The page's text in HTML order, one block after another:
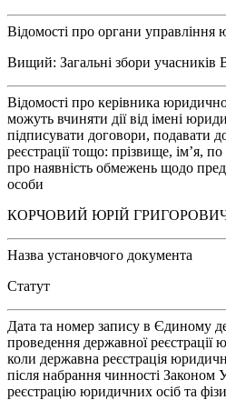
Відомості про органи управління
Вищий: Загальні збори учасників
Відомості про керівника
можуть вчиняти дії від імені
підписувати договори, подавати
реєстрації тощо: прізвище, ім’я, по
про наявність обмежень щодо
особи
КОРЧОВИЙ ЮРІЙ ГРИГОРОВИЧ -
Назва установчого документа
Статут
Дата та номер запису в Єдиному
проведення державної реєстрації
коли державна реєстрація
після набрання чинності
реєстрацію юридичних осіб та